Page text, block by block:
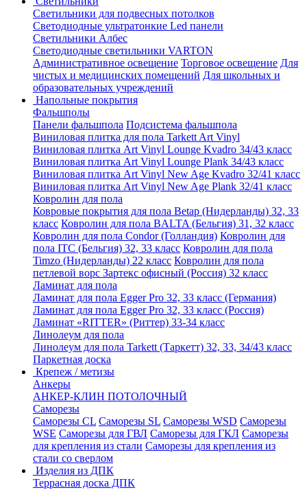
Светильники для подвесных потолков
Светодиодные ультратонкие Led панели
Светильники Албес
Светодиодные светильники VARTON
Административное освещение Торговое освещение Для
чистых и медицинских помещений Для школьных и
образовательных учреждений
Напольные покрытия
Фальшполы
Панели фальшпола Подсистема фальшпола
Виниловая плитка для пола Tarkett Art Vinyl
Виниловая плитка Art Vinyl Lounge Kvadro 34/43 класс
Виниловая плитка Art Vinyl Lounge Plank 34/43 класс
Виниловая плитка Art Vinyl New Age Kvadro 32/41 класс
Виниловая плитка Art Vinyl New Age Plank 32/41 класс
Ковролин для пола
Ковровые покрытия для пола Betap (Нидерланды) 32, 33
класс Ковролин для пола BALTA (Бельгия) 31, 32 класс
Ковролин для пола Condor (Голландия) Ковролин для
пола ITC (Бельгия) 32, 33 класс Ковролин для пола
Timzo (Нидерланды) 22 класс Ковролин для пола
петлевой ворс Зартекс офисный (Россия) 32 класс
Ламинат для пола
Ламинат для пола Egger Pro 32, 33 класс (Германия)
Ламинат для пола Egger Pro 32, 33 класс (Россия)
Ламинат «RITTER» (Риттер) 33-34 класс
Линолеум для пола
Линолеум для пола Tarkett (Таркетт) 32, 33, 34/43 класс
Паркетная доска
Крепеж / метизы
Анкеры
АНКЕР-КЛИН ПОТОЛОЧНЫЙ
Саморезы
Саморезы CL Саморезы SL Саморезы WSD Саморезы
WSE Саморезы для ГВЛ Саморезы для ГКЛ Саморезы
для крепления из стали Саморезы для крепления из
стали со сверлом
Изделия из ДПК
Террасная доска ДПК